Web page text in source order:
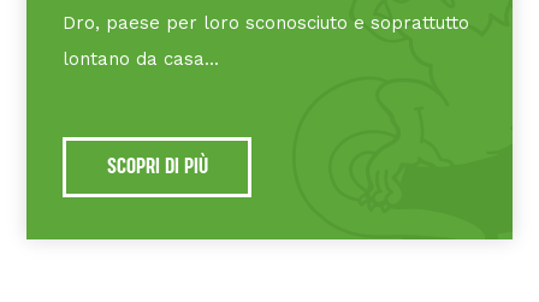
Dro, paese per loro sconosciuto e soprattutto
lontano da casa...
SCOPRI DI PIÙ